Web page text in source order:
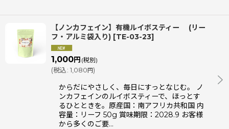
【ノンカフェイン】有機ルイボスティー (リー
フ・アルミ袋入り) [TE-03-23]
1,000円 (税別)
(税込: 1,080円)
からだにやさしく、毎日にすっとなじむ。 ノ
ンカフェインのルイボスティーで、ほっとす
るひとときを。原産国：南アフリカ共和国 内
容量：リーフ 50g 賞味期限：2028.9 お客様
から多くのご要…